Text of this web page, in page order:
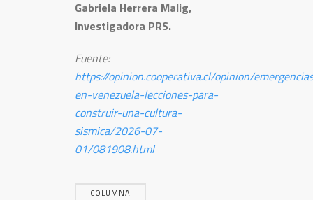
Gabriela Herrera Malig,
Investigadora PRS.
Fuente:
https://opinion.cooperativa.cl/opinion/
en-venezuela-lecciones-para-
construir-una-cultura-
sismica/2026-07-
01/081908.html
COLUMNA